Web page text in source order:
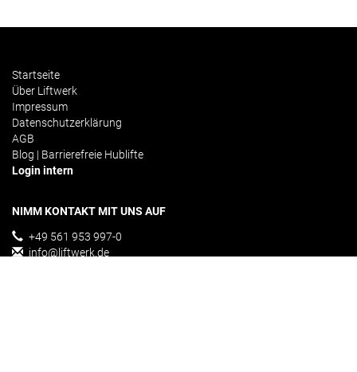
Startseite
Über Liftwerk
Impressum
Datenschutzerklärung
AGB
Blog | Barrierefreie Hublifte
Login intern
NIMM KONTAKT MIT UNS AUF
+49 561 953 997-0
info@liftwerk.de